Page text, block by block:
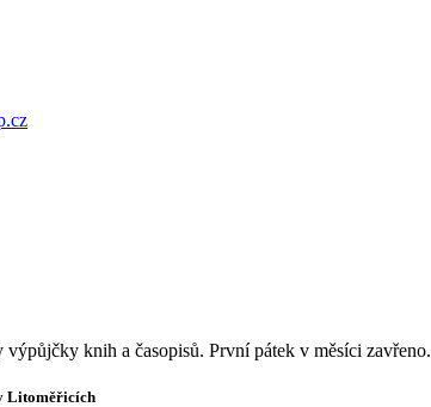
knih a časopisů. První pátek v měsíci zavřeno.
Litoměřicích